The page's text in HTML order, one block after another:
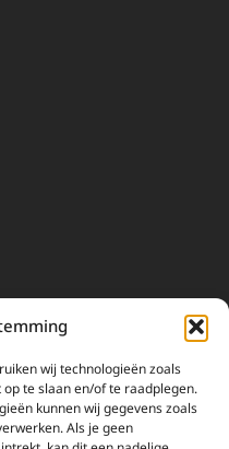
wij technologieën zoals
te slaan en/of te raadplegen.
kunnen wij gegevens zoals
Als je geen